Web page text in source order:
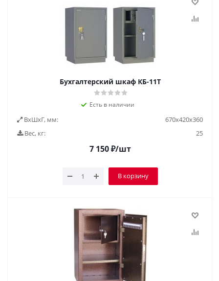
Бухгалтерский шкаф КБ-11Т
Есть в наличии
ВxШxГ, мм:
670х420х360
Вес, кг:
25
7 150₽/шт
В корзину